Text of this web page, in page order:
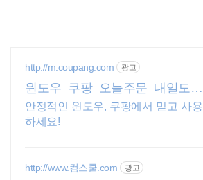
http://m.coupang.com 광고
윈도우 쿠팡 오늘주문 내일도착
로켓배송
안정적인 윈도우, 쿠팡에서 믿고 사용
하세요!
http://www.컴스쿨.com 광고